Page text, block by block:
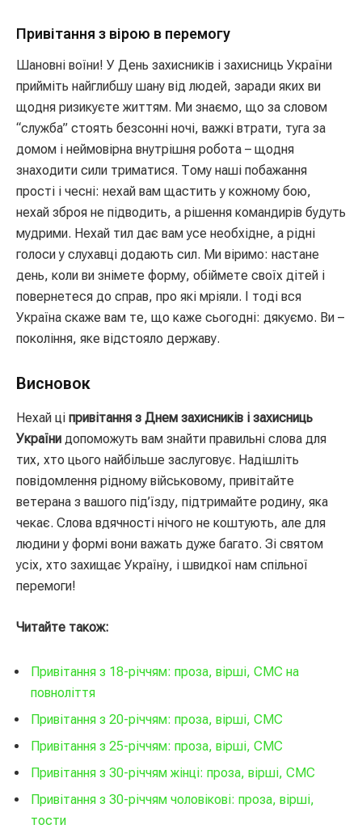
Привітання з вірою в перемогу
Шановні воїни! У День захисників і захисниць України
прийміть найглибшу шану від людей, заради яких ви
щодня ризикуєте життям. Ми знаємо, що за словом
“служба” стоять безсонні ночі, важкі втрати, туга за
домом і неймовірна внутрішня робота – щодня
знаходити сили триматися. Тому наші побажання
прості і чесні: нехай вам щастить у кожному бою,
нехай зброя не підводить, а рішення командирів будуть
мудрими. Нехай тил дає вам усе необхідне, а рідні
голоси у слухавці додають сил. Ми віримо: настане
день, коли ви знімете форму, обіймете своїх дітей і
повернетеся до справ, про які мріяли. І тоді вся
Україна скаже вам те, що каже сьогодні: дякуємо. Ви –
покоління, яке відстояло державу.
Висновок
Нехай ці привітання з Днем захисників і захисниць
України допоможуть вам знайти правильні слова для
тих, хто цього найбільше заслуговує. Надішліть
повідомлення рідному військовому, привітайте
ветерана з вашого під’їзду, підтримайте родину, яка
чекає. Слова вдячності нічого не коштують, але для
людини у формі вони важать дуже багато. Зі святом
усіх, хто захищає Україну, і швидкої нам спільної
перемоги!
Читайте також:
Привітання з 18-річчям: проза, вірші, СМС на
повноліття
Привітання з 20-річчям: проза, вірші, СМС
Привітання з 25-річчям: проза, вірші, СМС
Привітання з 30-річчям жінці: проза, вірші, СМС
Привітання з 30-річчям чоловікові: проза, вірші,
тости